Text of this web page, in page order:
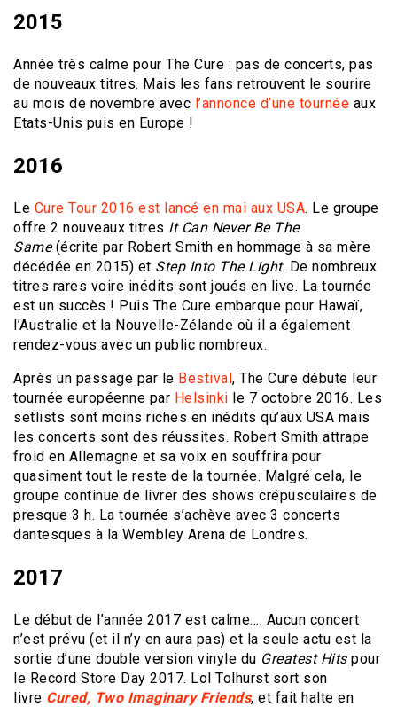
2015
Année très calme pour The Cure : pas de concerts, pas
de nouveaux titres. Mais les fans retrouvent le sourire
au mois de novembre avec l’annonce d’une tournée aux
Etats-Unis puis en Europe !
2016
Le Cure Tour 2016 est lancé en mai aux USA. Le groupe
offre 2 nouveaux titres It Can Never Be The
Same(écrite par Robert Smith en hommage à sa mère
décédée en 2015) et Step Into The Light. De nombreux
titres rares voire inédits sont joués en live. La tournée
est un succès ! Puis The Cure embarque pour Hawaï,
l’Australie et la Nouvelle-Zélande où il a également
rendez-vous avec un public nombreux.
Après un passage par le Bestival, The Cure débute leur
tournée européenne par Helsinki le 7 octobre 2016. Les
setlists sont moins riches en inédits qu’aux USA mais
les concerts sont des réussites. Robert Smith attrape
froid en Allemagne et sa voix en souffrira pour
quasiment tout le reste de la tournée. Malgré cela, le
groupe continue de livrer des shows crépusculaires de
presque 3 h. La tournée s’achève avec 3 concerts
dantesques à la Wembley Arena de Londres.
2017
Le début de l’année 2017 est calme…. Aucun concert
n’est prévu (et il n’y en aura pas) et la seule actu est la
sortie d’une double version vinyle du Greatest Hitspour
le Record Store Day 2017. Lol Tolhurst sort son
livre Cured, Two Imaginary Friends, et fait halte en